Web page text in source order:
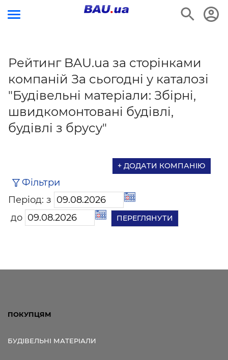
Рейтинг BAU.ua за сторінками
компаній За сьогодні у каталозі
"Будівельні матеріали: Збірні,
швидкомонтовані будівлі,
будівлі з брусу"
+ ДОДАТИ КОМПАНІЮ
Фільтри
Період: з
до
ПОКУПЦЯМ
БУДІВЕЛЬНІ МАТЕРІАЛИ